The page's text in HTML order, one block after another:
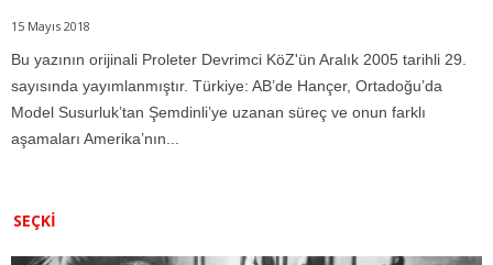
15 Mayıs 2018
Bu yazının orijinali Proleter Devrimci KöZ'ün Aralık 2005 tarihli 29.
sayısında yayımlanmıştır. Türkiye: AB’de Hançer, Ortadoğu’da
Model Susurluk’tan Şemdinli’ye uzanan süreç ve onun farklı
aşamaları Amerika’nın...
SEÇKI